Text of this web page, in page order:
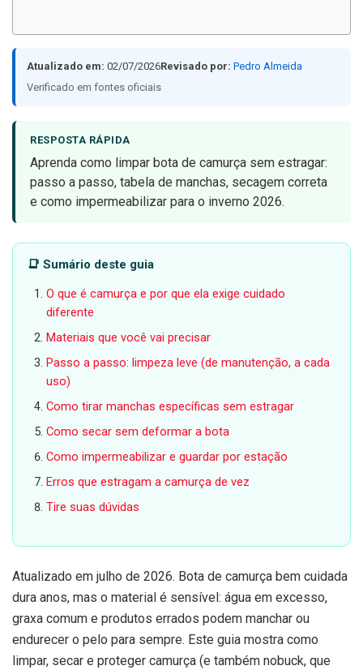
Atualizado em: 02/07/2026Revisado por: Pedro Almeida
Verificado em fontes oficiais
RESPOSTA RÁPIDA
Aprenda como limpar bota de camurça sem estragar:
passo a passo, tabela de manchas, secagem correta
e como impermeabilizar para o inverno 2026.
📑 Sumário deste guia
O que é camurça e por que ela exige cuidado
diferente
Materiais que você vai precisar
Passo a passo: limpeza leve (de manutenção, a cada
uso)
Como tirar manchas específicas sem estragar
Como secar sem deformar a bota
Como impermeabilizar e guardar por estação
Erros que estragam a camurça de vez
Tire suas dúvidas
Atualizado em julho de 2026. Bota de camurça bem cuidada
dura anos, mas o material é sensível: água em excesso,
graxa comum e produtos errados podem manchar ou
endurecer o pelo para sempre. Este guia mostra como
limpar, secar e proteger camurça (e também nobuck, que